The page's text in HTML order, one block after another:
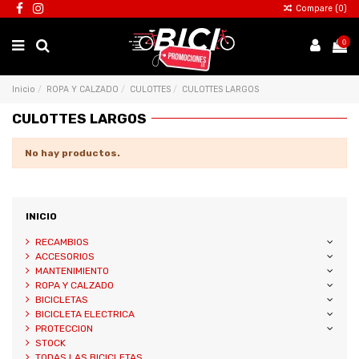
Compare (0)
0
Inicio ROPA Y CALZADO CULOTTES CULOTTES LARGOS
CULOTTES LARGOS
No hay productos.
INICIO
RECAMBIOS
ACCESORIOS
MANTENIMIENTO
ROPA Y CALZADO
BICICLETAS
BICICLETA ELECTRICA
PROTECCION
STOCK